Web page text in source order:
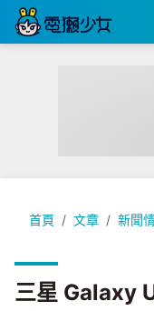
首頁 文章 新聞
三星 Galaxy
三星 Galaxy